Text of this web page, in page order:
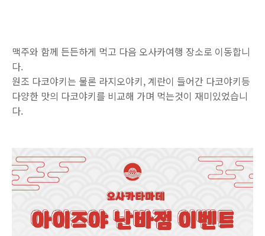
맥주와 함께 든든하게 먹고 다음 오사카여행 장소로 이동합니
다.
원조 다코야키는 물론 라지오야키, 계란이 들어간 다코야키등
다양한 맛의 다코야키를 비교해 가며 먹는것이 재미있었습니
다.